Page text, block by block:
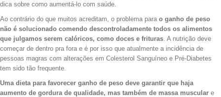
dica sobre como aumentá-lo com saúde.
Ao contrário do que muitos acreditam, o problema para o ganho de peso
não é solucionado comendo descontroladamente todos os alimentos
que julgamos serem calóricos, como doces e frituras. A nutrição deve
começar de dentro pra fora e é por isso que atualmente a incidência de
pessoas magras com alterações em Colesterol Sanguíneo e Pré-Diabetes
tem sido tão frequente.
Uma dieta para favorecer ganho de peso deve garantir que haja
aumento de gordura de qualidade, mas também de massa muscular e